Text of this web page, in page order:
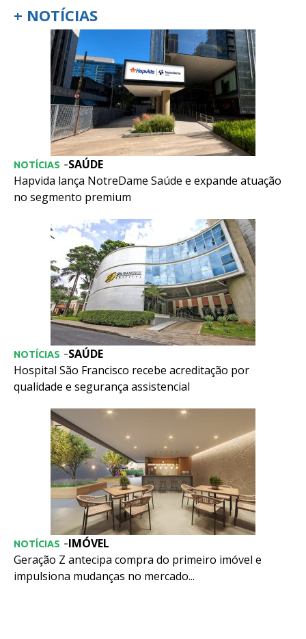
+ NOTÍCIAS
SAÚDE
NOTÍCIAS -
Hapvida lança NotreDame Saúde e expande atuação
no segmento premium
SAÚDE
NOTÍCIAS -
Hospital São Francisco recebe acreditação por
qualidade e segurança assistencial
IMÓVEL
NOTÍCIAS -
Geração Z antecipa compra do primeiro imóvel e
impulsiona mudanças no mercado...